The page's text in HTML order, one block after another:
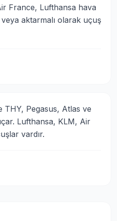
France, Lufthansa hava
aktarmalı olarak uçuş
Pegasus, Atlas ve
Lufthansa, KLM, Air
vardır.